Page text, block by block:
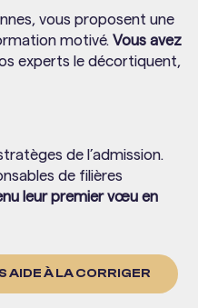
vous proposent une
motivé. Vous avez
experts le décortiquent,
de l’admission.
de filières
leur premier vœu en
AIDE À LA CORRIGER